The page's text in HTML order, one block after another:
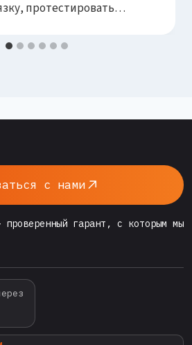
протестировать
такой подход не даёт
тот, кто работает не
— и здесь на…
с нами
гарант, с которым мы